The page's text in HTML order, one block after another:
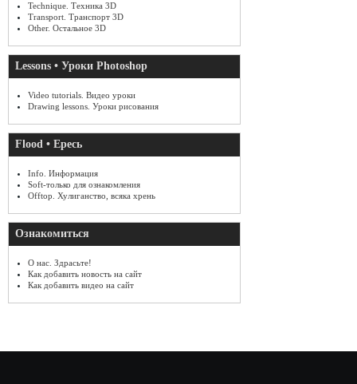
Technique. Техника 3D
Transport. Транспорт 3D
Other. Остальное 3D
Lessons • Уроки Photoshop
Video tutorials. Видео уроки
Drawing lessons. Уроки рисования
Flood • Ересь
Info. Информация
Soft-только для ознакомления
Offtop. Хулиганство, всяка хрень
Ознакомиться
О нас. Здрасьте!
Как добавить новость на сайт
Как добавить видео на сайт